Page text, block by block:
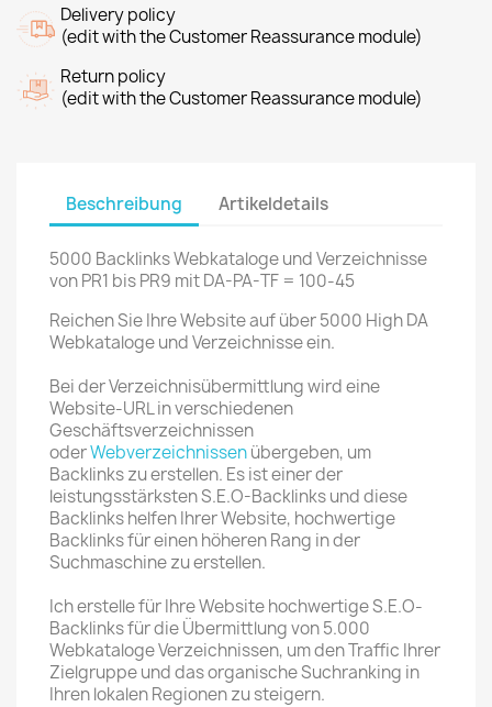
Delivery policy
(edit with the Customer Reassurance module)
Return policy
(edit with the Customer Reassurance module)
Beschreibung Artikeldetails
5000 Backlinks Webkataloge und Verzeichnisse
von PR1 bis PR9 mit DA-PA-TF = 100-45
Reichen Sie Ihre Website auf über 5000 High DA
Webkataloge und Verzeichnisse ein.
Bei der Verzeichnisübermittlung wird eine
Website-URL in verschiedenen
Geschäftsverzeichnissen
oderWebverzeichnissenübergeben, um
Backlinks zu erstellen. Es ist einer der
leistungsstärksten S.E.O-Backlinks und diese
Backlinks helfen Ihrer Website, hochwertige
Backlinks für einen höheren Rang in der
Suchmaschine zu erstellen.
Ich erstelle für Ihre Website hochwertige S.E.O-
Backlinks für die Übermittlung von 5.000
Webkataloge Verzeichnissen, um den Traffic Ihrer
Zielgruppe und das organische Suchranking in
Ihren lokalen Regionen zu steigern.